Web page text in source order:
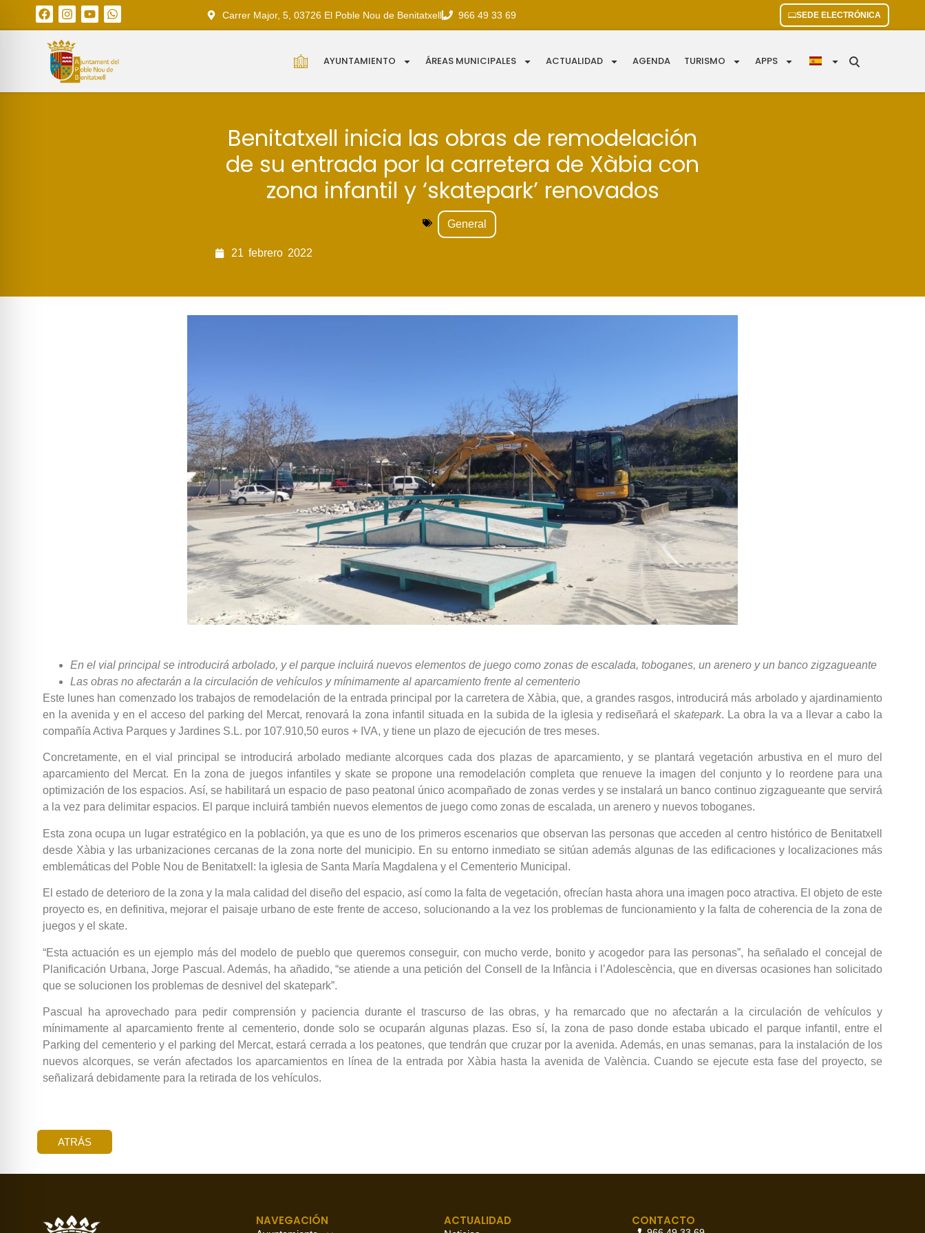
Carrer Major, 5, 03726 El Poble Nou de Benitatxell 966 49 33 69 SEDE ELECTRÓNICA
AYUNTAMIENTO ÁREAS MUNICIPALES ACTUALIDAD AGENDA TURISMO APPS
Benitatxell inicia las obras de remodelación
de su entrada por la carretera de Xàbia con
zona infantil y ‘skatepark’ renovados
General
21 febrero 2022
En el vial principal se introducirá arbolado, y el parque incluirá nuevos elementos de juego como zonas de escalada, toboganes, un arenero y un banco zigzagueante
Las obras no afectarán a la circulación de vehículos y mínimamente al aparcamiento frente al cementerio
Este lunes han comenzado los trabajos de remodelación de la entrada principal por la carretera de Xàbia, que, a grandes rasgos, introducirá más arbolado y ajardinamiento
en la avenida y en el acceso del parking del Mercat, renovará la zona infantil situada en la subida de la iglesia y rediseñará el skatepark. La obra la va a llevar a cabo la
compañía Activa Parques y Jardines S.L. por 107.910,50 euros + IVA, y tiene un plazo de ejecución de tres meses.
Concretamente, en el vial principal se introducirá arbolado mediante alcorques cada dos plazas de aparcamiento, y se plantará vegetación arbustiva en el muro del
aparcamiento del Mercat. En la zona de juegos infantiles y skate se propone una remodelación completa que renueve la imagen del conjunto y lo reordene para una
optimización de los espacios. Así, se habilitará un espacio de paso peatonal único acompañado de zonas verdes y se instalará un banco continuo zigzagueante que servirá
a la vez para delimitar espacios. El parque incluirá también nuevos elementos de juego como zonas de escalada, un arenero y nuevos toboganes.
Esta zona ocupa un lugar estratégico en la población, ya que es uno de los primeros escenarios que observan las personas que acceden al centro histórico de Benitatxell
desde Xàbia y las urbanizaciones cercanas de la zona norte del municipio. En su entorno inmediato se sitúan además algunas de las edificaciones y localizaciones más
emblemáticas del Poble Nou de Benitatxell: la iglesia de Santa María Magdalena y el Cementerio Municipal.
El estado de deterioro de la zona y la mala calidad del diseño del espacio, así como la falta de vegetación, ofrecían hasta ahora una imagen poco atractiva. El objeto de este
proyecto es, en definitiva, mejorar el paisaje urbano de este frente de acceso, solucionando a la vez los problemas de funcionamiento y la falta de coherencia de la zona de
juegos y el skate.
“Esta actuación es un ejemplo más del modelo de pueblo que queremos conseguir, con mucho verde, bonito y acogedor para las personas”, ha señalado el concejal de
Planificación Urbana, Jorge Pascual. Además, ha añadido, “se atiende a una petición del Consell de la Infància i l’Adolescència, que en diversas ocasiones han solicitado
que se solucionen los problemas de desnivel del skatepark”.
Pascual ha aprovechado para pedir comprensión y paciencia durante el trascurso de las obras, y ha remarcado que no afectarán a la circulación de vehículos y
mínimamente al aparcamiento frente al cementerio, donde solo se ocuparán algunas plazas. Eso sí, la zona de paso donde estaba ubicado el parque infantil, entre el
Parking del cementerio y el parking del Mercat, estará cerrada a los peatones, que tendrán que cruzar por la avenida. Además, en unas semanas, para la instalación de los
nuevos alcorques, se verán afectados los aparcamientos en línea de la entrada por Xàbia hasta la avenida de València. Cuando se ejecute esta fase del proyecto, se
señalizará debidamente para la retirada de los vehículos.
ATRÁS
NAVEGACIÓN ACTUALIDAD CONTACTO